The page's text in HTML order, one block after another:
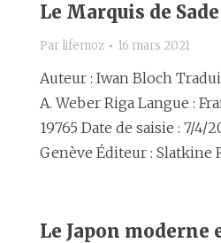
Le Marquis de
Par lifemoz 16 mars 2021
Auteur : Iwan Bloch
A. Weber Riga Langue :
19765 Date de saisie : 7/4/
Genève Éditeur : Slatkine
Le Japon moderne